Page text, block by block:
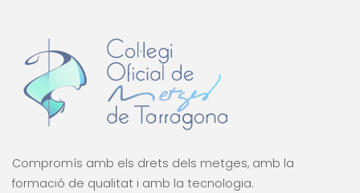
Compromís amb els drets dels metges, amb la
formació de qualitat i amb la tecnologia.